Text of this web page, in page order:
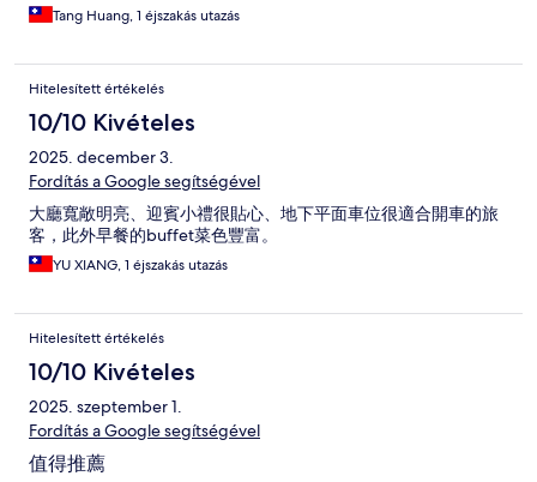
Tang Huang, 1 éjszakás utazás
Hitelesített értékelés
10/10 Kivételes
2025. december 3.
Fordítás a Google segítségével
大廳寬敞明亮、迎賓小禮很貼心、地下平面車位很適合開車的旅
客，此外早餐的buffet菜色豐富。
YU XIANG, 1 éjszakás utazás
Hitelesített értékelés
10/10 Kivételes
2025. szeptember 1.
Fordítás a Google segítségével
值得推薦